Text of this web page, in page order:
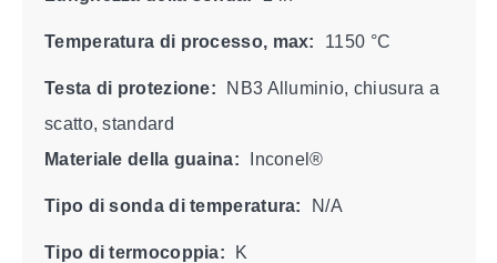
Temperatura di processo, max: 1150 °C
Testa di protezione:
NB3 Alluminio, chiusura a
scatto, standard
Materiale della guaina:
Inconel®
Tipo di sonda di temperatura: N/A
Tipo di termocoppia: K